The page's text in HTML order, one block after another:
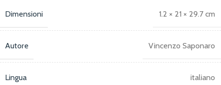
Dimensioni 1.2 × 21 × 29.7 cm
Autore Vincenzo Saponaro
Lingua italiano